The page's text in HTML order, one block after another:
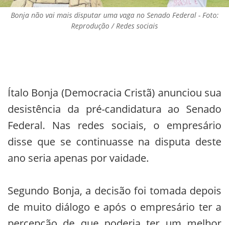
Bonja não vai mais disputar uma vaga no Senado Federal - Foto:
Reprodução / Redes sociais
Ítalo Bonja (Democracia Cristã) anunciou sua
desistência da pré-candidatura ao Senado
Federal. Nas redes sociais, o empresário
disse que se continuasse na disputa deste
ano seria apenas por vaidade.
Segundo Bonja, a decisão foi tomada depois
de muito diálogo e após o empresário ter a